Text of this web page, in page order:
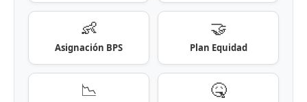
👶
Asignación BPS
🤝
Plan Equidad
📉 🤒